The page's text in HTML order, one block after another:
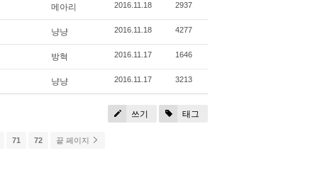
메아리 2016.11.18 2937
냥냥 2016.11.18 4277
방혁 2016.11.17 1646
냥냥 2016.11.17 3213
쓰기 태그
71 72 끝 페이지